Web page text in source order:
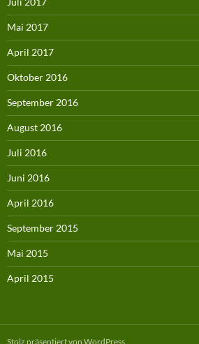
Mai 2017
April 2017
Oktober 2016
September 2016
August 2016
Juli 2016
Juni 2016
April 2016
September 2015
Mai 2015
April 2015
Stolz präsentiert von WordPress